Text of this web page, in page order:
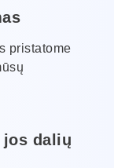
pristatome
dalių